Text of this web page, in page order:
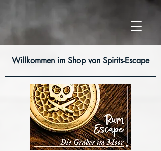
Willkommen im Shop von Spirits-Escape